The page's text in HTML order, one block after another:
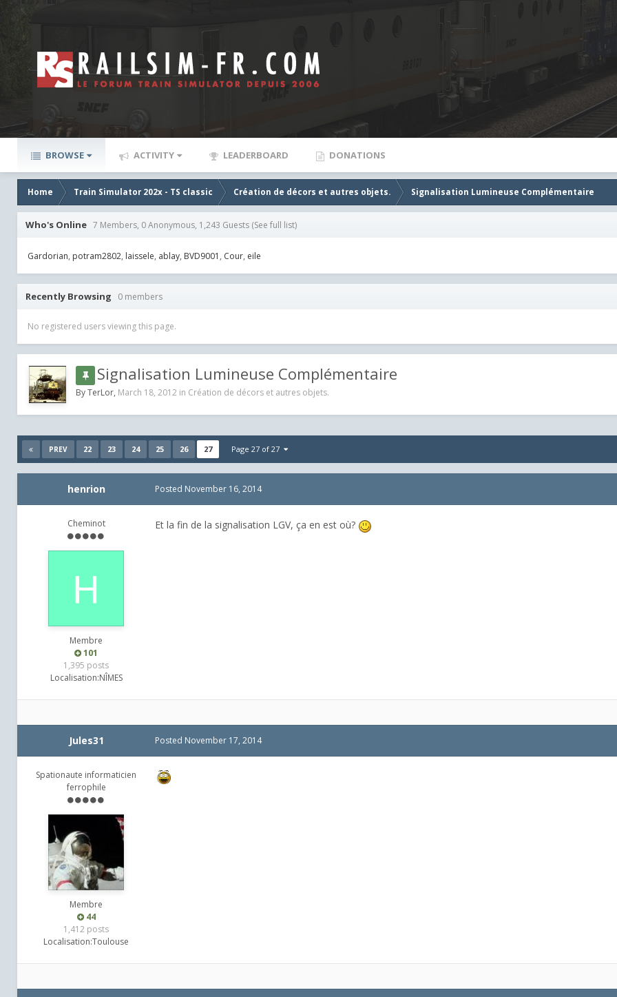
BROWSE ACTIVITY LEADERBOARD DONATIONS
Home Train Simulator 202x - TS classic Création de décors et autres objets. Signalisation Lumineuse Complémentaire
Who's Online 7 Members, 0 Anonymous, 1,243 Guests (See full list)
Gardorian potram2802 laissele ablay BVD9001 Cour eile
Recently Browsing 0 members
No registered users viewing this page.
Signalisation Lumineuse Complémentaire
ByTerLor, March 18, 2012 in Création de décors et autres objets.
PREV 22 23 24 25 26 27 Page 27 of 27
henrion
Cheminot
Membre
101
1,395 posts
Localisation:NÎMES
Posted November 16, 2014
Et la fin de la signalisation LGV, ça en est où?
Jules31
Spationaute informaticien
ferrophile
Membre
44
1,412 posts
Localisation:Toulouse
Posted November 17, 2014